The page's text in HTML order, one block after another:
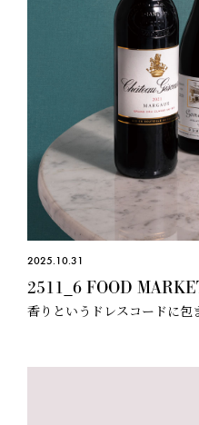
2025.10.31
2511_6 FOOD
香りというドレスコードに包